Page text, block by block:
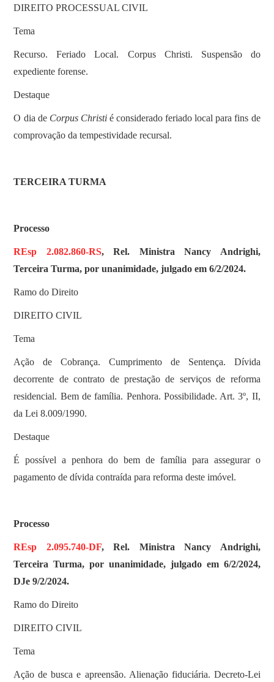
DIREITO PROCESSUAL CIVIL
Tema
Recurso. Feriado Local. Corpus Christi. Suspensão do
expediente forense.
Destaque
O dia deCorpus Christié considerado feriado local para fins de
comprovação da tempestividade recursal.
TERCEIRA TURMA
Processo
REsp 2.082.860-RS, Rel. Ministra Nancy Andrighi,
Terceira Turma, por unanimidade, julgado em 6/2/2024.
Ramo do Direito
DIREITO CIVIL
Tema
Ação de Cobrança. Cumprimento de Sentença. Dívida
decorrente de contrato de prestação de serviços de reforma
residencial. Bem de família. Penhora. Possibilidade. Art. 3º, II,
da Lei 8.009/1990.
Destaque
É possível a penhora do bem de família para assegurar o
pagamento de dívida contraída para reforma deste imóvel.
Processo
REsp 2.095.740-DF, Rel. Ministra Nancy Andrighi,
Terceira Turma, por unanimidade, julgado em 6/2/2024,
DJe 9/2/2024.
Ramo do Direito
DIREITO CIVIL
Tema
Ação de busca e apreensão. Alienação fiduciária. Decreto-Lei